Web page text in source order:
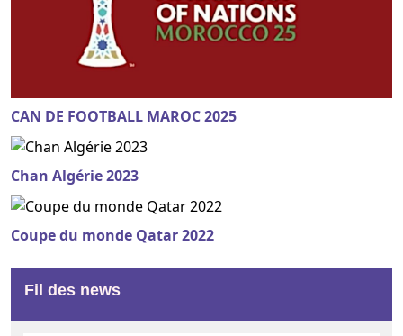
CAN DE FOOTBALL MAROC 2025
Chan Algérie 2023
Coupe du monde Qatar 2022
Fil des news